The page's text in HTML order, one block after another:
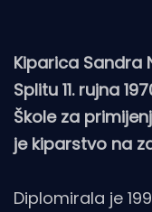
Kiparica Sandra
Splitu 11. rujna
Škole za
je kiparstvo na
Diplomirala je